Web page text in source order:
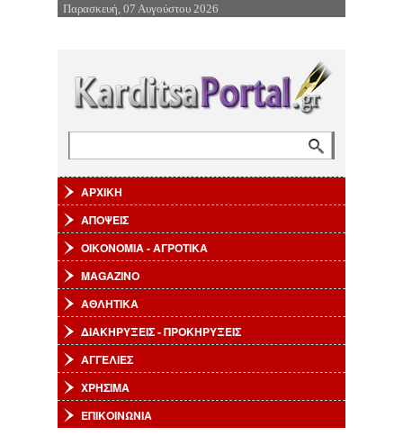
Επιστροφή στην Πλοήγηση
Παρασκευή, 07 Αυγούστου 2026
ΑΡΧΙΚΗ
ΑΠΟΨΕΙΣ
ΟΙΚΟΝΟΜΙΑ - ΑΓΡΟΤΙΚΑ
MAGAZINO
ΑΘΛΗΤΙΚΑ
ΔΙΑΚΗΡΥΞΕΙΣ - ΠΡΟΚΗΡΥΞΕΙΣ
ΑΓΓΕΛΙΕΣ
ΧΡΗΣΙΜΑ
ΕΠΙΚΟΙΝΩΝΙΑ